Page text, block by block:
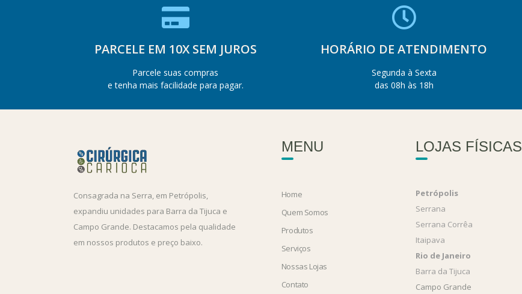
PARCELE EM 10X SEM JUROS
Parcele suas compras
e tenha mais facilidade para pagar.
HORÁRIO DE ATENDIMENTO
Segunda à Sexta
das 08h às 18h
Consagrada na Serra, em Petrópolis,
expandiu unidades para Barra da Tijuca e
Campo Grande. Destacamos pela qualidade
em nossos produtos e preço baixo.
MENU
Home
Quem Somos
Produtos
Serviços
Nossas Lojas
Contato
LOJAS FÍSICAS
Petrópolis
Serrana
Serrana Corrêa
Itaipava
Rio de Janeiro
Barra da Tijuca
Campo Grande